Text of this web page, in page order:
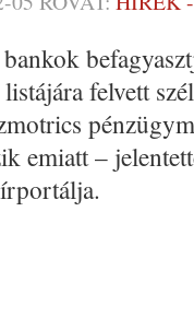
felvett
emiatt –